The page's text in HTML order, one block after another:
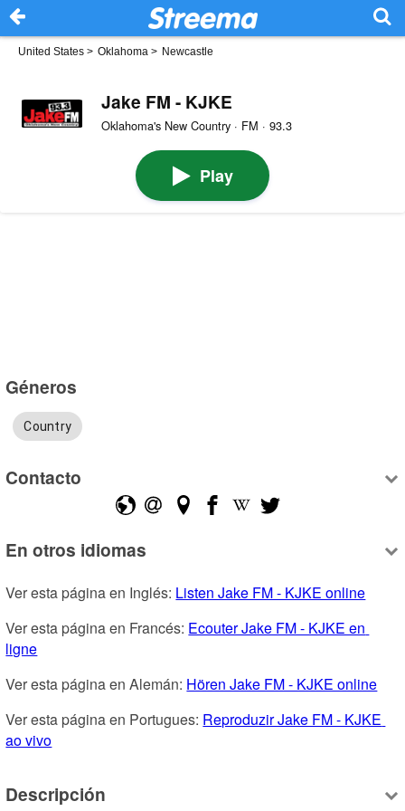
United States > Oklahoma > Newcastle
Jake FM - KJKE
Oklahoma's New Country · FM · 93.3
Play
Géneros
Country
Contacto
En otros idiomas
Ver esta página en Inglés: Listen Jake FM - KJKE online
Ver esta página en Francés: Ecouter Jake FM - KJKE en
ligne
Ver esta página en Alemán: Hören Jake FM - KJKE online
Ver esta página en Portugues: Reproduzir Jake FM - KJKE
ao vivo
Descripción